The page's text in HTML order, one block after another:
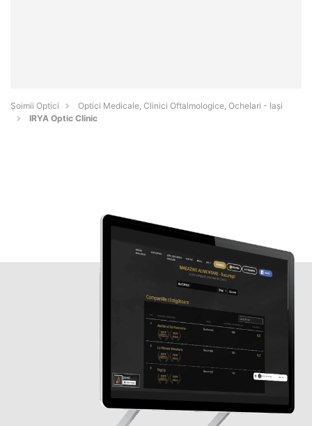
Șoimii Optici
Optici Medicale, Clinici Oftalmologice, Ochelari - Iaşi
IRYA Optic Clinic